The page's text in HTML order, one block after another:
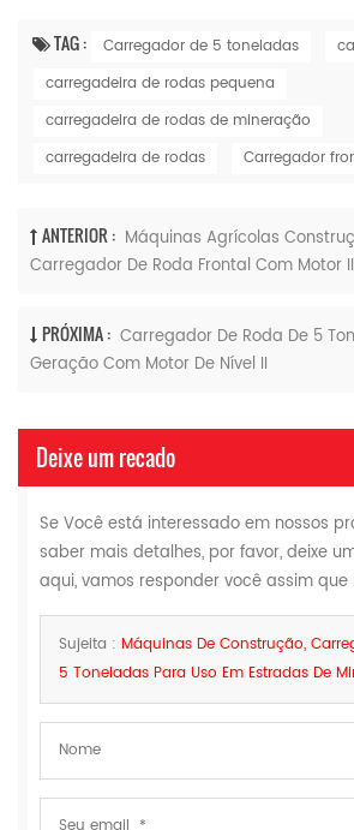
TAG : Carregador de 5 toneladas
carregadeira de rodas pequena
carregadeira de rodas de mineração
carregadeira de rodas
Carregador
ANTERIOR : Máquinas Agrícolas
Carregador De Roda Frontal Com Motor
PRÓXIMA : Carregador De Roda De 5
Geração Com Motor De Nível II
Deixe um recado
Se Você está interessado em nossos
saber mais detalhes, por favor, deixe
aqui, vamos responder você assim que
Sujeita : Máquinas De Construção,
5 Toneladas Para Uso Em Estradas De